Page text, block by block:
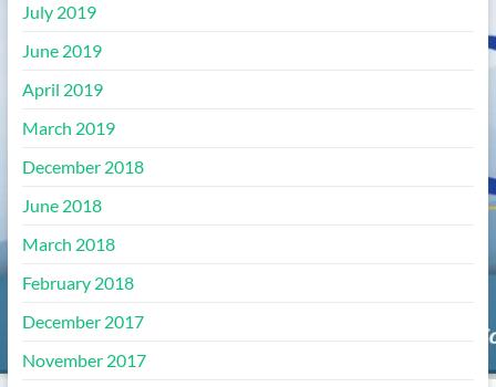
July 2019
June 2019
April 2019
March 2019
December 2018
June 2018
March 2018
February 2018
December 2017
November 2017